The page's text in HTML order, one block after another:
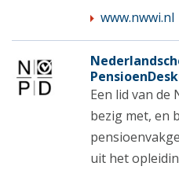
www.nwwi.nl
Een lid van de
bezig met, en
uit het